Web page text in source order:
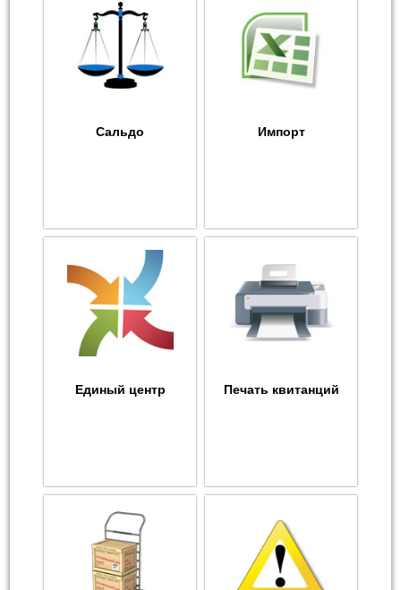
Сальдо Импорт
Единый центр Печать квитанций